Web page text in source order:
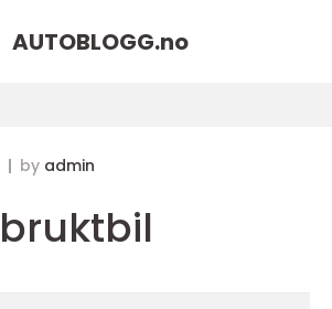
AUTOBLOGG.no
by admin